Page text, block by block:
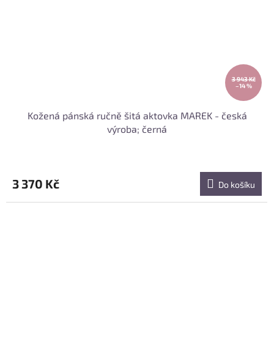
3 943 Kč
–14 %
Kožená pánská ručně šitá aktovka MAREK - česká
výroba; černá
3 370 Kč Do košíku